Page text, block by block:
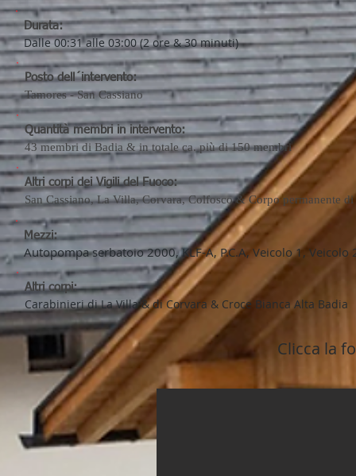
Durata:
Dalle 00:31 alle 03:00 (2 ore & 30 minuti)
Posto dell´intervento:
Tamores - San Cassiano
Quantità membri in intervento:
43 membri di Badia & in totale ca. più di 150 membri
Altri corpi dei Vigili del Fuoco:
San Cassiano, La Villa, Corvara, Colfosco & Corpo permanente
Mezzi:
Autopompa serbatoio 2000, KLF-A, P.C.A, Veicolo 1,
Altri corpi:
Carabinieri di La Villa & di Corvara & Croce Bianca Alta Badia
Clicca la